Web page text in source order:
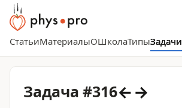
СтатьиМатериалыОШколаТипыЗадачи
Задача #316←→